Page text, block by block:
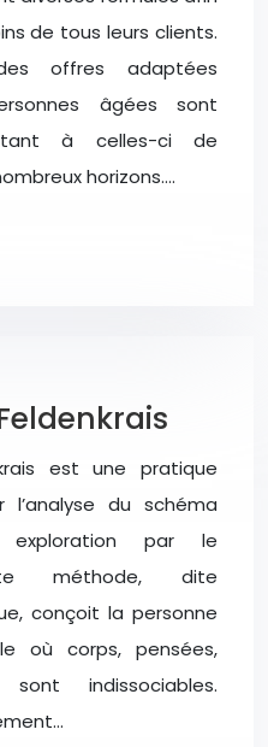
de tous leurs clients.
offres adaptées
âgées sont
à celles-ci de
horizons….
est une pratique
l’analyse du schéma
par le
méthode, dite
conçoit la personne
où corps, pensées,
indissociables.